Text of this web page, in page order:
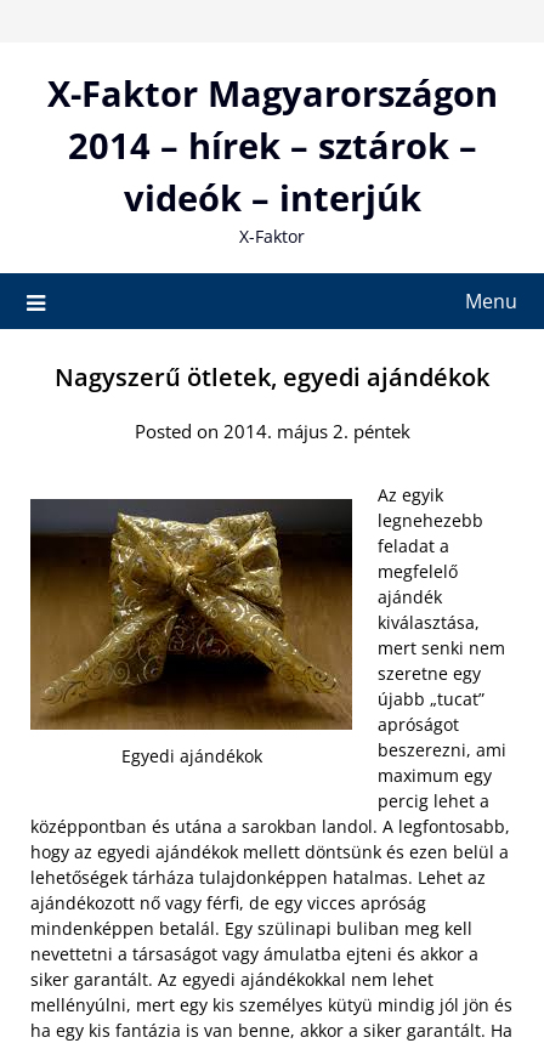
contentX-Faktor Magyarországon
2014 – hírek – sztárok –
videók – interjúk
X-Faktor
Menu
Nagyszerű ötletek, egyedi ajándékok
Posted on 2014. május 2. péntek
Egyedi ajándékok
Az egyik
legnehezebb
feladat a
megfelelő
ajándék
kiválasztása,
mert senki nem
szeretne egy
újabb „tucat”
apróságot
beszerezni, ami
maximum egy
percig lehet a
középpontban és utána a sarokban landol. A legfontosabb,
hogy az egyedi ajándékok mellett döntsünk és ezen belül a
lehetőségek tárháza tulajdonképpen hatalmas. Lehet az
ajándékozott nő vagy férfi, de egy vicces apróság
mindenképpen betalál. Egy szülinapi buliban meg kell
nevettetni a társaságot vagy ámulatba ejteni és akkor a
siker garantált. Az egyedi ajándékokkal nem lehet
mellényúlni, mert egy kis személyes kütyü mindig jól jön és
ha egy kis fantázia is van benne, akkor a siker garantált. Ha